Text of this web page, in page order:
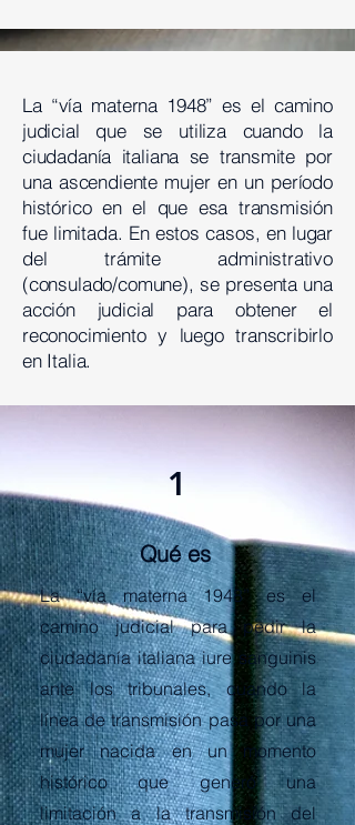
La “vía materna 1948” es el camino
judicial que se utiliza cuando la
ciudadanía italiana se transmite por
una ascendiente mujer en un período
histórico en el que esa transmisión
fue limitada. En estos casos, en lugar
del trámite administrativo
(consulado/comune), se presenta una
acción judicial para obtener el
reconocimiento y luego transcribirlo
en Italia.
1
Qué es
La “vía materna 1948” es el
camino judicial para pedir la
ciudadanía italiana iure sanguinis
ante los tribunales, cuando la
línea de transmisión pasa por una
mujer nacida en un momento
histórico que generó una
limitación a la transmisión del